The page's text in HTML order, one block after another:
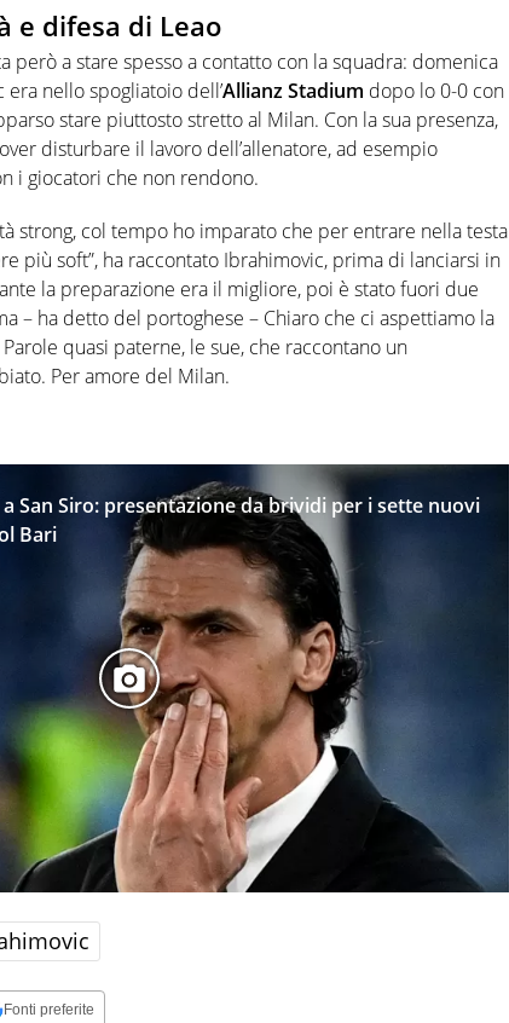
e difesa di Leao
però a stare spesso a contatto con la squadra: domenica
nello spogliatoio dell’Allianz Stadium dopo lo 0-0 con
stare piuttosto stretto al Milan. Con la sua presenza,
disturbare il lavoro dell’allenatore, ad esempio
i giocatori che non rendono.
strong, col tempo ho imparato che per entrare nella testa
più soft”, ha raccontato Ibrahimovic, prima di lanciarsi in
la preparazione era il migliore, poi è stato fuori due
– ha detto del portoghese – Chiaro che ci aspettiamo la
quasi paterne, le sue, che raccontano un
Per amore del Milan.
San Siro: presentazione da brividi per i sette nuovi
Bari
Fonti preferite